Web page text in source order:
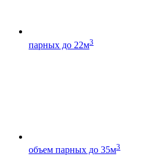
парных до 22м3
объем парных до 35м3